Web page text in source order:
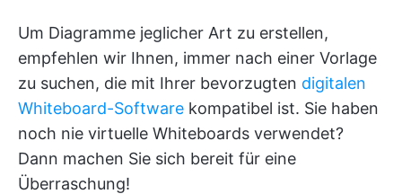
Um Diagramme jeglicher Art zu erstellen,
empfehlen wir Ihnen, immer nach einer Vorlage
zu suchen, die mit Ihrer bevorzugten digitalen
Whiteboard-Software kompatibel ist. Sie haben
noch nie virtuelle Whiteboards verwendet?
Dann machen Sie sich bereit für eine
Überraschung!